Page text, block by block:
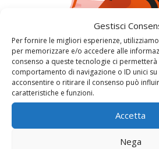
Gestisci
Per fornire le migliori esperienze,
per memorizzare e/o accedere alle
consenso a queste tecnologie ci
comportamento di navigazione o ID unici
acconsentire o ritirare il consenso può
caratteristiche e funzioni.
Accetta
Nega